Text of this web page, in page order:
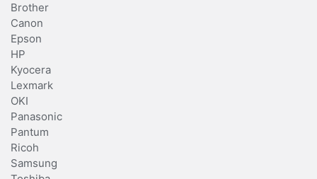
Brother
Canon
Epson
HP
Kyocera
Lexmark
OKI
Panasonic
Pantum
Ricoh
Samsung